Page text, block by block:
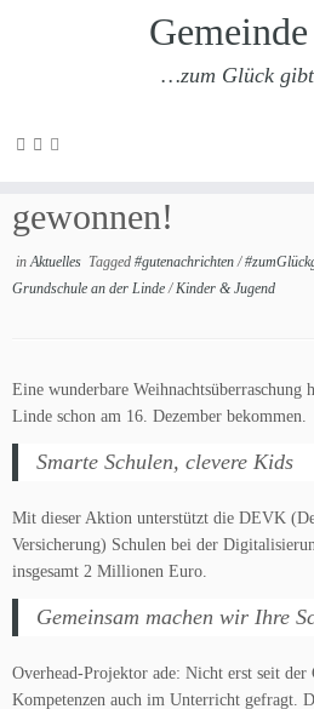
Zum
…zum Glück
gewonnen!
inAktuelles Tagged #gutenachrichten/
Grundschule an der Linde/Kinder & Jugend
Eine wunderbare Weihnachtsüberraschung
Linde schon am 16. Dezember bekommen.
Smarte Schulen, clevere Kids
Mit dieser Aktion unterstützt die DEVK
Versicherung) Schulen bei der
insgesamt 2 Millionen Euro.
Gemeinsam machen wir Ihre
Overhead-Projektor ade: Nicht erst seit
Kompetenzen auch im Unterricht gefragt.